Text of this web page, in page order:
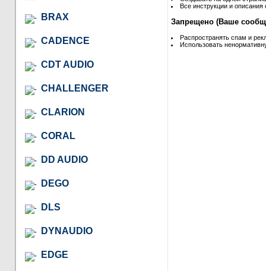
BRAX
CADENCE
CDT AUDIO
CHALLENGER
CLARION
CORAL
DD AUDIO
DEGO
DLS
DYNAUDIO
EDGE
Все инструкции и описания
Запрещено (Ваше
Распространять спам и
Использовать